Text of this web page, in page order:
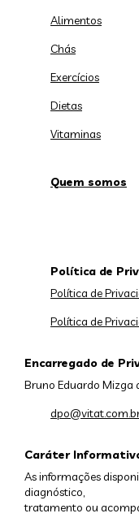
Alimentos
Chás
Exercícios
Dietas
Vitaminas
Quem somos
Caráter
As informações
diagnóstico,
tratamento ou
Política de
Política de
Política de
Encarregado de
Bruno Eduardo Mizga